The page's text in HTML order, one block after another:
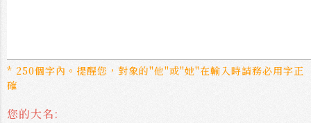
* 250個字內。提醒您，對象的"他"或"她"在輸入時請務必用字正
確
您的大名: